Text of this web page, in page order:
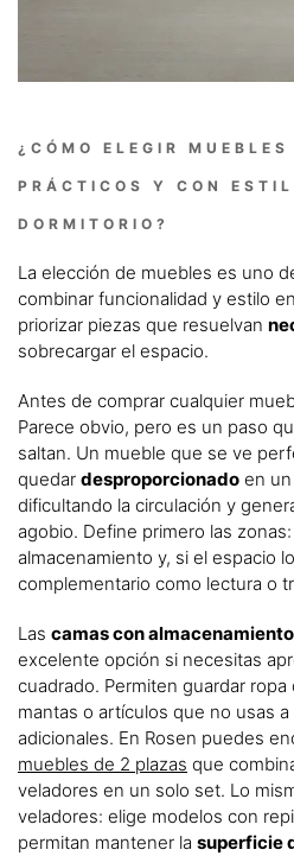
¿CÓMO ELEGIR MUEBLES
PRÁCTICOS Y CON
DORMITORIO?
La elección de muebles es uno
combinar funcionalidad y estilo
priorizar piezas que resuelvan
sobrecargar el espacio.
Antes de comprar cualquier
Parece obvio, pero es un paso
saltan. Un mueble que se ve
quedar desproporcionado en
dificultando la circulación y
agobio. Define primero las zonas:
almacenamiento y, si el espacio
complementario como lectura o
Las camas con
excelente opción si necesitas
cuadrado. Permiten guardar
mantas o artículos que no usas
adicionales. En Rosen puedes
muebles de 2 plazas que
veladores en un solo set. Lo
veladores: elige modelos con
permitan mantener la superficie